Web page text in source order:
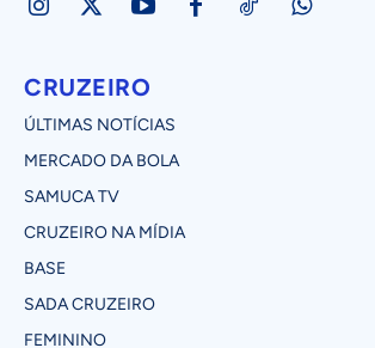
CRUZEIRO
ÚLTIMAS NOTÍCIAS
MERCADO DA BOLA
SAMUCA TV
CRUZEIRO NA MÍDIA
BASE
SADA CRUZEIRO
FEMININO